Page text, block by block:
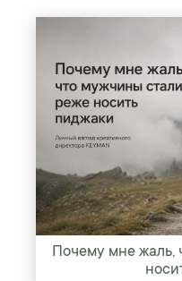
Почему мне жаль,